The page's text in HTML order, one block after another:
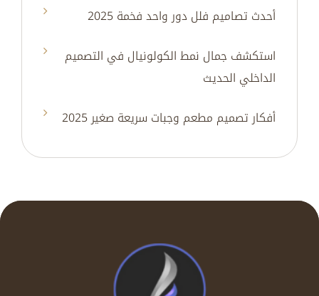
أحدث تصاميم فلل دور واحد فخمة 2025
استكشف جمال نمط الكولونيال في التصميم
الداخلي الحديث
أفكار تصميم مطعم وجبات سريعة صغير 2025